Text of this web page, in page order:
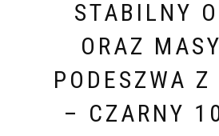
STABILNY
ORAZ
PODESZWA Z
– CZARNY